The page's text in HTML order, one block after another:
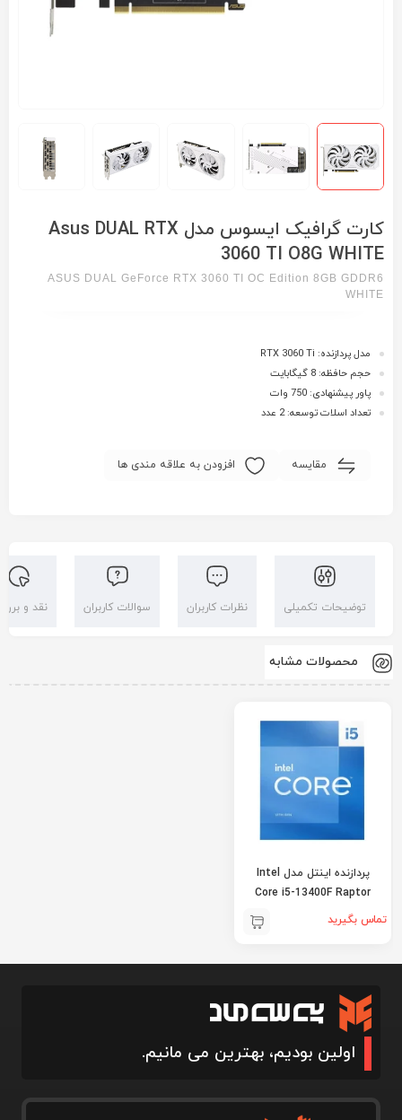
کارت گرافیک ایسوس مدل Asus DUAL RTX
3060 TI O8G WHITE
ASUS DUAL GeForce RTX 3060 TI OC Edition 8GB GDDR6
WHITE
مدل پردازنده: RTX 3060 Ti
حجم حافظه: 8 گیگابایت
پاور پیشنهادی: 750 وات
تعداد اسلات توسعه: 2 عدد
مقایسه افزودن به علاقه مندی ها
توضیحات تکمیلی نظرات کاربران سوالات کاربران نقد و
محصولات مشابه
پردازنده اینتل مدل Intel
Core i5-13400F Raptor
تماس بگیرید
اولین بودیم، بهترین می مانیم.